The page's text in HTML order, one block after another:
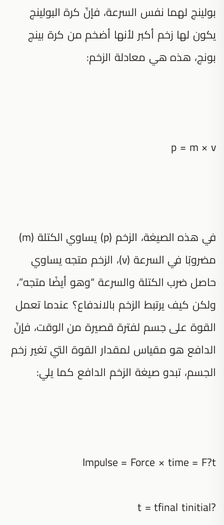
بولينج لهما نفس السرعة، فإنّ كرة البولينج
يكون لها زخم أكبر لأنها أضخم من كرة بينج
بونج، هذه هي معادلة الزخم:
p = m × v
في هذه الصيغة، الزخم (p) يساوي الكتلة (m)
مضروبًا في السرعة (v)، الزخم متجه يساوي
حاصل ضرب الكتلة والسرعة “وهو أيضًا متجه”،
ولكن كيف يرتبط الزخم بالاندفاع؟ عندما تعمل
القوة على جسم لفترة قصيرة من الوقت، فإنّ
الدافع هو مقياس لمقدار القوة التي تغير زخم
الجسم، تبدو صيغة الزخم الدافع كما يلي:
Impulse = Force × time = F?t
?t = tfinal tinitial